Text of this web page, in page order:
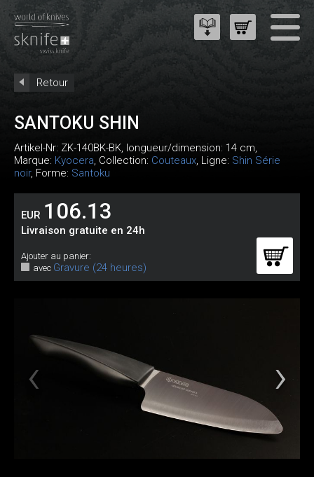
Retour
SANTOKU SHIN
Artikel-Nr: ZK-140BK-BK, longueur/dimension: 14 cm,
Marque: Kyocera, Collection: Couteaux, Ligne: Shin Série
noir, Forme: Santoku
EUR 106.13
Livraison gratuite en 24h
Ajouter au panier:
avec Gravure (24 heures)